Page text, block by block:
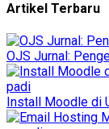
Artikel Terbaru
OJS Jurnal:
Install Moodle di